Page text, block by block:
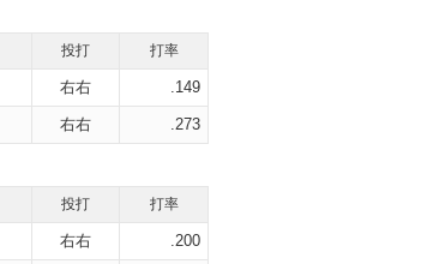
投打 打率
右右 .149
右右 .273
投打 打率
右右 .200